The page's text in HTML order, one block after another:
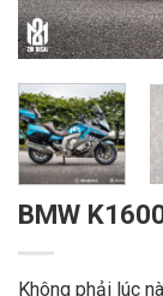
BMW
Không phải lúc